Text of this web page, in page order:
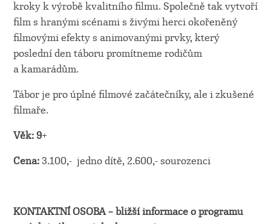
kroky k výrobě kvalitního filmu. Společně tak vytvoří
film s hranými scénami s živými herci okořeněný
filmovými efekty s animovanými prvky, který
poslední den táboru promítneme rodičům
a kamarádům.
Tábor je pro úplné filmové začátečníky, ale i zkušené
filmaře.
Věk: 9+
Cena: 3.100,- jedno dítě, 2.600,- sourozenci
KONTAKTNÍ OSOBA – bližší informace o programu